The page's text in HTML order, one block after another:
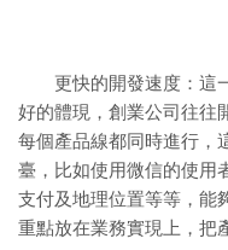
更快的開發速度：這
好的體現，創業公司往往
每個產品線都同時進行，
臺，比如使用微信的使用
支付及地理位置等等，能
重點放在業務實現上，把